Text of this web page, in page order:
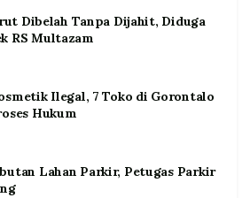
Dibelah Tanpa Dijahit, Diduga
RS Multazam
Ilegal, 7 Toko di Gorontalo
Hukum
Lahan Parkir, Petugas Parkir